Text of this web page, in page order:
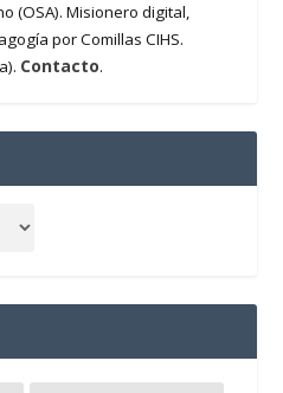
(OSA). Misionero digital,
por Comillas CIHS.
Contacto.